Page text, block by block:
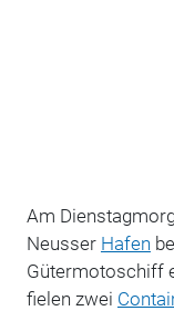
Am
Neusser Hafen
Gütermotoschiff
fielen zwei